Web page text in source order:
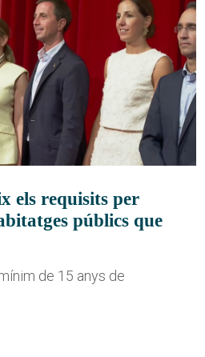
els requisits per
públics que
de 15 anys de